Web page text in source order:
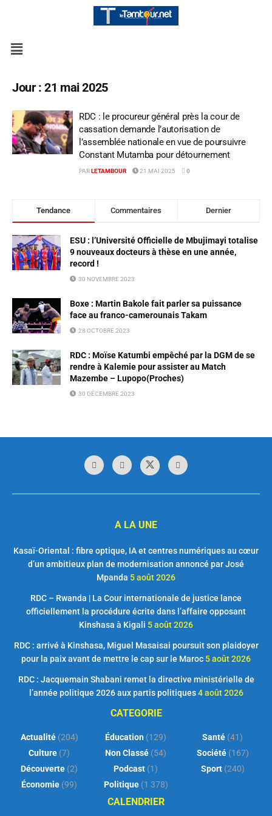
Jour :21 mai 2025
RDC : le procureur général près la cour de
cassation demande l’autorisation de
l’assemblée nationale en vue de poursuivre
Constant Mutamba pour détournement
PAR LETAMBOUR 21 MAI 2025 0
Tendance Commentaires Dernier
ESU : l’Université Officielle de Mbujimayi totalise
9 nouveaux docteurs à thèse en une année,
record !
30 NOVEMBRE 2023
Boxe : Martin Bakole fait parler sa puissance
face au franco-camerounais Takam
28 OCTOBRE 2023
RDC : Moïse Katumbi empêché par la DGM de se
rendre à Kalemie pour assister au Match
Mazembe – Lupopo(Proches)
30 DÉCEMBRE 2023
A LA UNE
Kasaï-Oriental : fibre optique, IA et centres numériques au cœur
d’un ambitieux plan de modernisation annoncé par José
Mpanda 5 août 2026
RDC – Rwanda | La Cour internationale de justice lance
officiellement la procédure écrite dans l’affaire opposant
Kinshasa à Kigali 5 août 2026
RDC : arrivé à Kinshasa, Miguel Masaisai poursuit son plaidoyer
pour la paix avant de mettre le cap sur le Maroc 5 août 2026
RDC : Jacquemain Shabani remet la directive ministérielle de
l’année politique 2026 aux partis politiques 4 août 2026
CATEGORIE
Actualité(204)
Culture (7)
Découverte (2)
Économie (99)
Éducation (129)
Non Classé (54)
Podcast (1)
Politique(1 378)
Santé (41)
Société(167)
Sport(240)
CALENDRIER